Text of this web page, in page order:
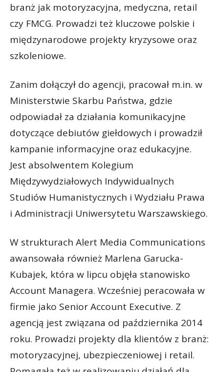
branż jak motoryzacyjna, medyczna, retail
czy FMCG. Prowadzi też kluczowe polskie i
międzynarodowe projekty kryzysowe oraz
szkoleniowe.
Zanim dołączył do agencji, pracował m.in. w
Ministerstwie Skarbu Państwa, gdzie
odpowiadał za działania komunikacyjne
dotyczące debiutów giełdowych i prowadził
kampanie informacyjne oraz edukacyjne.
Jest absolwentem Kolegium
Międzywydziałowych Indywidualnych
Studiów Humanistycznych i Wydziału Prawa
i Administracji Uniwersytetu Warszawskiego.
W strukturach Alert Media Communications
awansowała również Marlena Garucka-
Kubajek, która w lipcu objęła stanowisko
Account Managera. Wcześniej peracowała w
firmie jako Senior Account Executive. Z
agencją jest związana od października 2014
roku. Prowadzi projekty dla klientów z branż:
motoryzacyjnej, ubezpieczeniowej i retail.